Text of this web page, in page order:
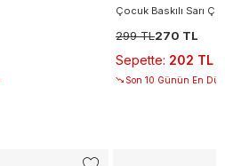
Çocuk Baskılı Sarı
299 TL270 TL
Sepette: 202 TL
Son 10 Günün En